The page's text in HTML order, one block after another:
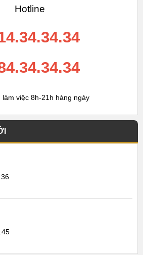
Hotline
làm việc 8h-21h hàng ngày